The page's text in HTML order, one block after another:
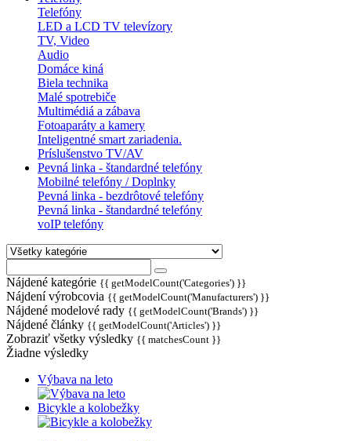
Telefóny
LED a LCD TV televízory
TV, Video
Audio
Domáce kiná
Biela technika
Malé spotrebiče
Multimédiá a zábava
Fotoaparáty a kamery
Inteligentné smart zariadenia.
Príslušenstvo TV/AV
Pevná linka - štandardné telefóny
Mobilné telefóny / Doplnky
Pevná linka - bezdrôtové telefóny
Pevná linka - štandardné telefóny
voIP telefóny
Nájdené kategórie {{ getModelCount('Categories') }}
Nájdení výrobcovia {{ getModelCount('Manufacturers') }}
Nájdené modelové rady {{ getModelCount('Brands') }}
Nájdené články {{ getModelCount('Articles') }}
Zobraziť všetky výsledky {{ matchesCount }}
Žiadne výsledky
Výbava na leto
Bicykle a kolobežky